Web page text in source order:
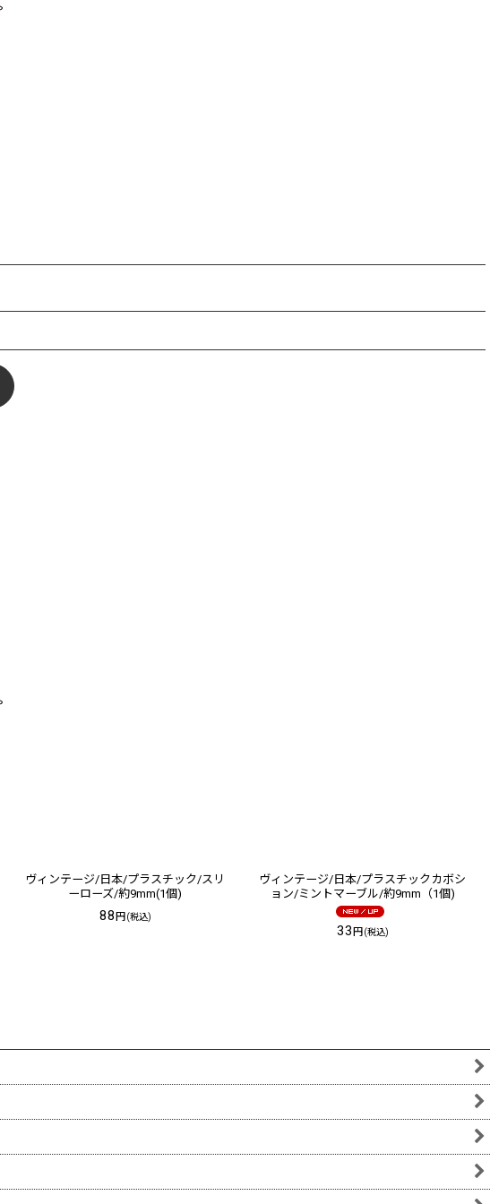
ヴィンテージ/日本/プラスチック/スリ
ーローズ/約9mm(1個)
88 円 (税込)
ヴィンテージ/日本/プラスチックカボシ
ョン/ミントマーブル/約9mm（1個)
33 円 (税込)